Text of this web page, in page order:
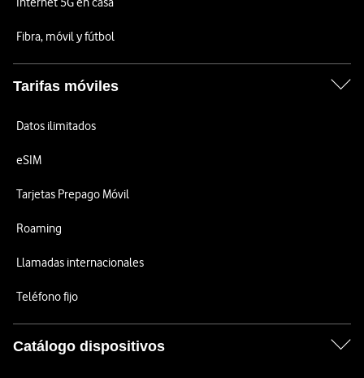
Fibra, móvil y fútbol
Tarifas móviles
Datos ilimitados
eSIM
Tarjetas Prepago Móvil
Roaming
Llamadas internacionales
Teléfono fijo
Catálogo dispositivos